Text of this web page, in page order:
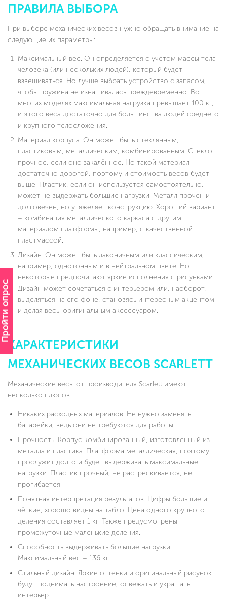
Пройти опрос
ПРАВИЛА ВЫБОРА
При выборе механических весов нужно обращать внимание на
следующие их параметры:
Максимальный вес. Он определяется с учётом массы тела
человека (или нескольких людей), который будет
взвешиваться. Но лучше выбрать устройство с запасом,
чтобы пружина не изнашивалась преждевременно. Во
многих моделях максимальная нагрузка превышает 100 кг,
и этого веса достаточно для большинства людей среднего
и крупного телосложения.
Материал корпуса. Он может быть стеклянным,
пластиковым, металлическим, комбинированным. Стекло
прочное, если оно закалённое. Но такой материал
достаточно дорогой, поэтому и стоимость весов будет
выше. Пластик, если он используется самостоятельно,
может не выдержать большие нагрузки. Металл прочен и
долговечен, но утяжеляет конструкцию. Хороший вариант
– комбинация металлического каркаса с другим
материалом платформы, например, с качественной
пластмассой.
Дизайн. Он может быть лаконичным или классическим,
например, однотонным и в нейтральном цвете. Но
некоторые предпочитают яркие исполнения с рисунками.
Дизайн может сочетаться с интерьером или, наоборот,
выделяться на его фоне, становясь интересным акцентом
и делая весы оригинальным аксессуаром.
ХАРАКТЕРИСТИКИ
МЕХАНИЧЕСКИХ ВЕСОВ SCARLETT
Механические весы от производителя Scarlett имеют
несколько плюсов:
Никаких расходных материалов. Не нужно заменять
батарейки, ведь они не требуются для работы.
Прочность. Корпус комбинированный, изготовленный из
металла и пластика. Платформа металлическая, поэтому
прослужит долго и будет выдерживать максимальные
нагрузки. Пластик прочный, не растрескивается, не
прогибается.
Понятная интерпретация результатов. Цифры большие и
чёткие, хорошо видны на табло. Цена одного крупного
деления составляет 1 кг. Также предусмотрены
промежуточные маленькие деления.
Способность выдерживать большие нагрузки.
Максимальный вес – 136 кг.
Стильный дизайн. Яркие оттенки и оригинальный рисунок
будут поднимать настроение, освежать и украшать
интерьер.